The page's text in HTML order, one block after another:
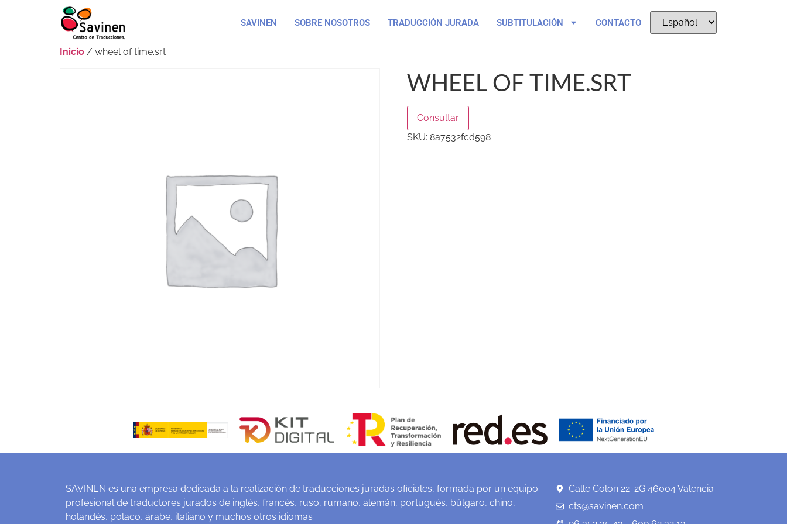
SAVINEN SOBRE NOSOTROS TRADUCCIÓN JURADA SUBTITULACIÓN CONTACTO
Inicio / wheel of time.srt
WHEEL OF TIME.SRT
Consultar
SKU: 8a7532fcd598
SAVINEN es una empresa dedicada a la realización de traducciones juradas oficiales, formada por un equipo
profesional de traductores jurados de inglés, francés, ruso, rumano, alemán, portugués, búlgaro, chino,
holandés, polaco, árabe, italiano y muchos otros idiomas
Calle Colon 22-2G 46004 Valencia
cts@savinen.com